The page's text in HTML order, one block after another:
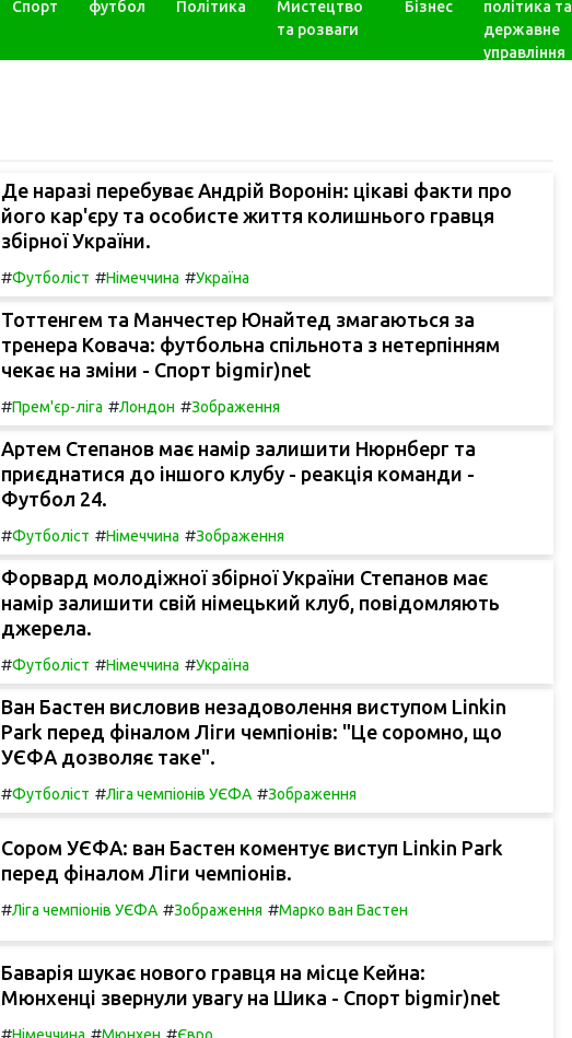
Спорт футбол Політика
Мистецтво
та розваги
Бізнес
політика та
державне
управління
Де наразі перебуває Андрій Воронін: цікаві факти про
його кар'єру та особисте життя колишнього гравця
збірної України.
#Футболіст #Німеччина #Україна
Тоттенгем та Манчестер Юнайтед змагаються за
тренера Ковача: футбольна спільнота з нетерпінням
чекає на зміни - Спорт bigmir)net
#Прем'єр-ліга #Лондон #Зображення
Артем Степанов має намір залишити Нюрнберг та
приєднатися до іншого клубу - реакція команди -
Футбол 24.
#Футболіст #Німеччина #Зображення
Форвард молодіжної збірної України Степанов має
намір залишити свій німецький клуб, повідомляють
джерела.
#Футболіст #Німеччина #Україна
Ван Бастен висловив незадоволення виступом Linkin
Park перед фіналом Ліги чемпіонів: "Це соромно, що
УЄФА дозволяє таке".
#Футболіст #Ліга чемпіонів УЄФА #Зображення
Сором УЄФА: ван Бастен коментує виступ Linkin Park
перед фіналом Ліги чемпіонів.
#Ліга чемпіонів УЄФА #Зображення #Марко ван Бастен
Баварія шукає нового гравця на місце Кейна:
Мюнхенці звернули увагу на Шика - Спорт bigmir)net
Німеччина Мюнхен Євро